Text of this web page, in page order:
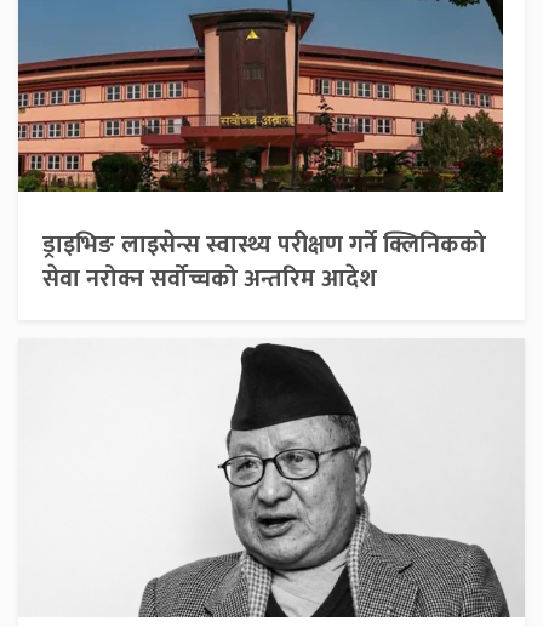
ड्राइभिङ लाइसेन्स स्वास्थ्य परीक्षण गर्ने क्लिनिकको
सेवा नरोक्न सर्वोच्चको अन्तरिम आदेश